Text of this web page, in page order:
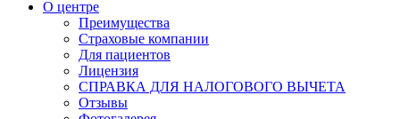
О центре
Преимущества
Страховые компании
Для пациентов
Лицензия
СПРАВКА ДЛЯ НАЛОГОВОГО ВЫЧЕТА
Отзывы